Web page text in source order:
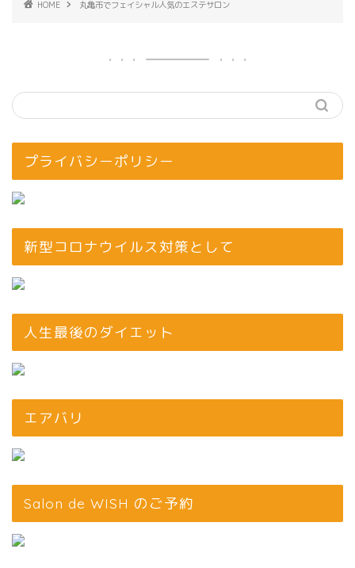
HOME 丸亀市でフェイシャル人気のエステサロン
プライバシーポリシー
新型コロナウイルス対策として
人生最後のダイエット
エアバリ
Salon de WISH のご予約